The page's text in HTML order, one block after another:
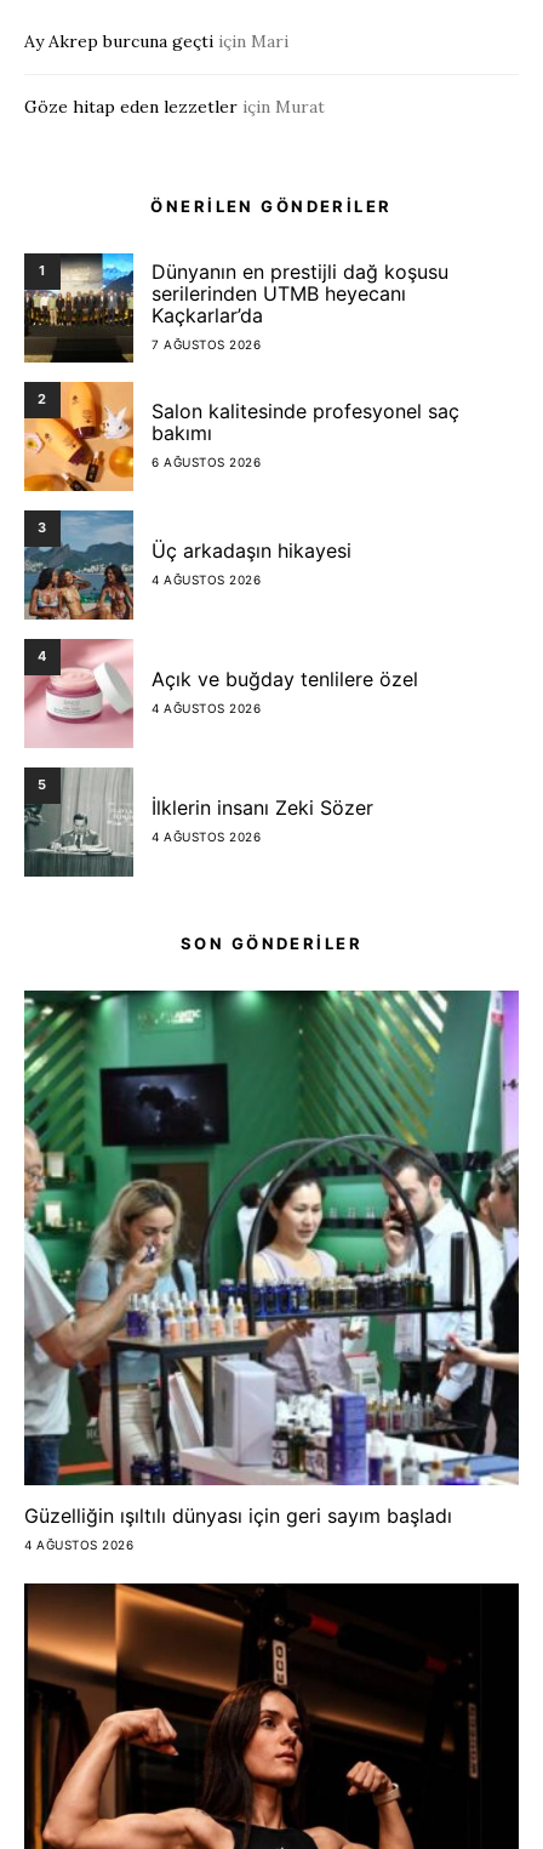
Ay Akrep burcuna geçti için Mari
Göze hitap eden lezzetler için Murat
ÖNERİLEN GÖNDERİLER
1
Dünyanın en prestijli dağ koşusu
serilerinden UTMB heyecanı
Kaçkarlar’da
7 AĞUSTOS 2026
2
Salon kalitesinde profesyonel saç
bakımı
6 AĞUSTOS 2026
3
Üç arkadaşın hikayesi
4 AĞUSTOS 2026
4
Açık ve buğday tenlilere özel
4 AĞUSTOS 2026
5
İlklerin insanı Zeki Sözer
4 AĞUSTOS 2026
SON GÖNDERİLER
Güzelliğin ışıltılı dünyası için geri sayım başladı
4 AĞUSTOS 2026